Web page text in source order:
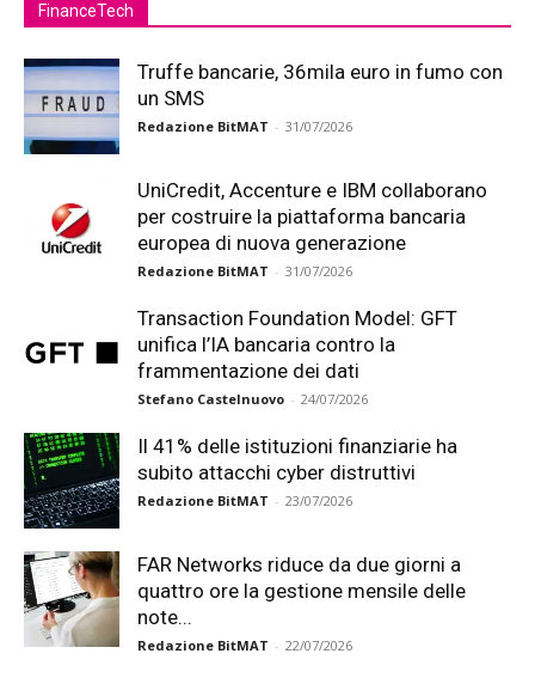
FinanceTech
Truffe bancarie, 36mila euro in fumo con
un SMS
Redazione BitMAT - 31/07/2026
UniCredit, Accenture e IBM collaborano
per costruire la piattaforma bancaria
europea di nuova generazione
Redazione BitMAT - 31/07/2026
Transaction Foundation Model: GFT
unifica l’IA bancaria contro la
frammentazione dei dati
Stefano Castelnuovo - 24/07/2026
Il 41% delle istituzioni finanziarie ha
subito attacchi cyber distruttivi
Redazione BitMAT - 23/07/2026
FAR Networks riduce da due giorni a
quattro ore la gestione mensile delle
note...
Redazione BitMAT - 22/07/2026